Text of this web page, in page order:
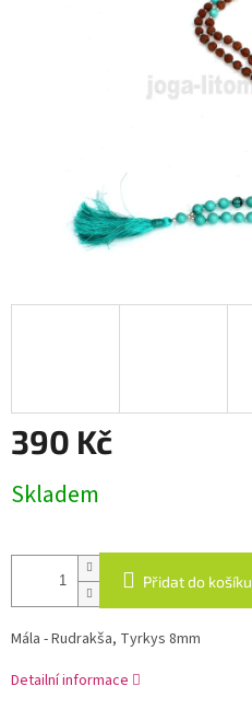
390 Kč
cena:
Skladem
Přidat do košíku
Mála - Rudrakša, Tyrkys 8mm
Detailní informace